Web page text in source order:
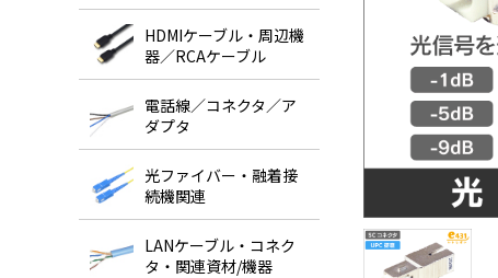
HDMIケーブル・周辺機
器／RCAケーブル
電話線／コネクタ／ア
ダプタ
光ファイバー・融着接
続機関連
LANケーブル・コネク
タ・関連資材/機器